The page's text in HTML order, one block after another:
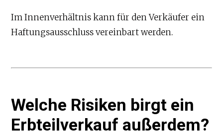
Im Innenverhältnis kann für den Verkäufer ein
Haftungsausschluss vereinbart werden.
Welche Risiken birgt ein
Erbteilverkauf außerdem?